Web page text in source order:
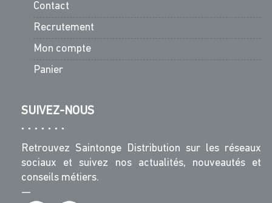
Contact
Recrutement
Mon compte
Panier
SUIVEZ-NOUS
Retrouvez Saintonge Distribution sur les réseaux
sociaux et suivez nos actualités, nouveautés et
conseils métiers.
—